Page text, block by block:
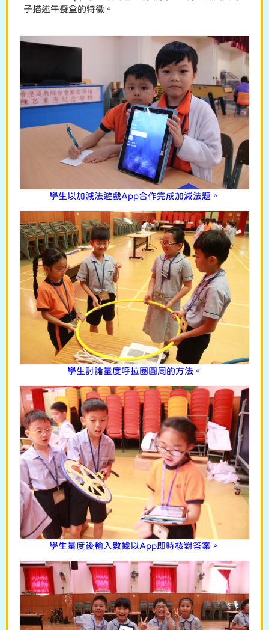
子描述午餐盒的特徵。
學生以加減法遊戲App合作完成加減法題。
學生討論量度呼拉圈圓周的方法。
學生量度後輸入數據以App即時核對答案。